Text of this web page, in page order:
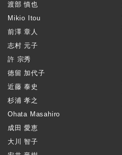
渡部 慎也
Mikio Itou
前澤 章人
志村 元子
許 宗秀
徳留 加代子
近藤 泰史
杉浦 孝之
Ohata Masahiro
成田 愛恵
大川 智子